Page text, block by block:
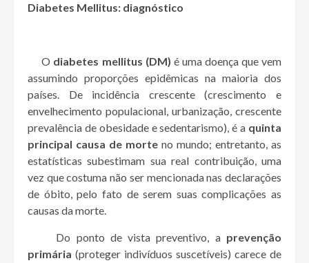
Diabetes Mellitus: diagnóstico
O diabetes mellitus (DM) é uma doença que vem
assumindo proporções epidêmicas na maioria dos
países. De incidência crescente (crescimento e
envelhecimento populacional, urbanização, crescente
prevalência de obesidade e sedentarismo), é a quinta
principal causa de morte no mundo; entretanto, as
estatísticas subestimam sua real contribuição, uma
vez que costuma não ser mencionada nas declarações
de óbito, pelo fato de serem suas complicações as
causas da morte.
Do ponto de vista preventivo, a prevenção
primária (proteger indivíduos suscetíveis) carece de